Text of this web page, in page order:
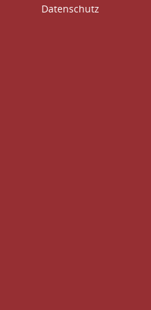
Datenschutz